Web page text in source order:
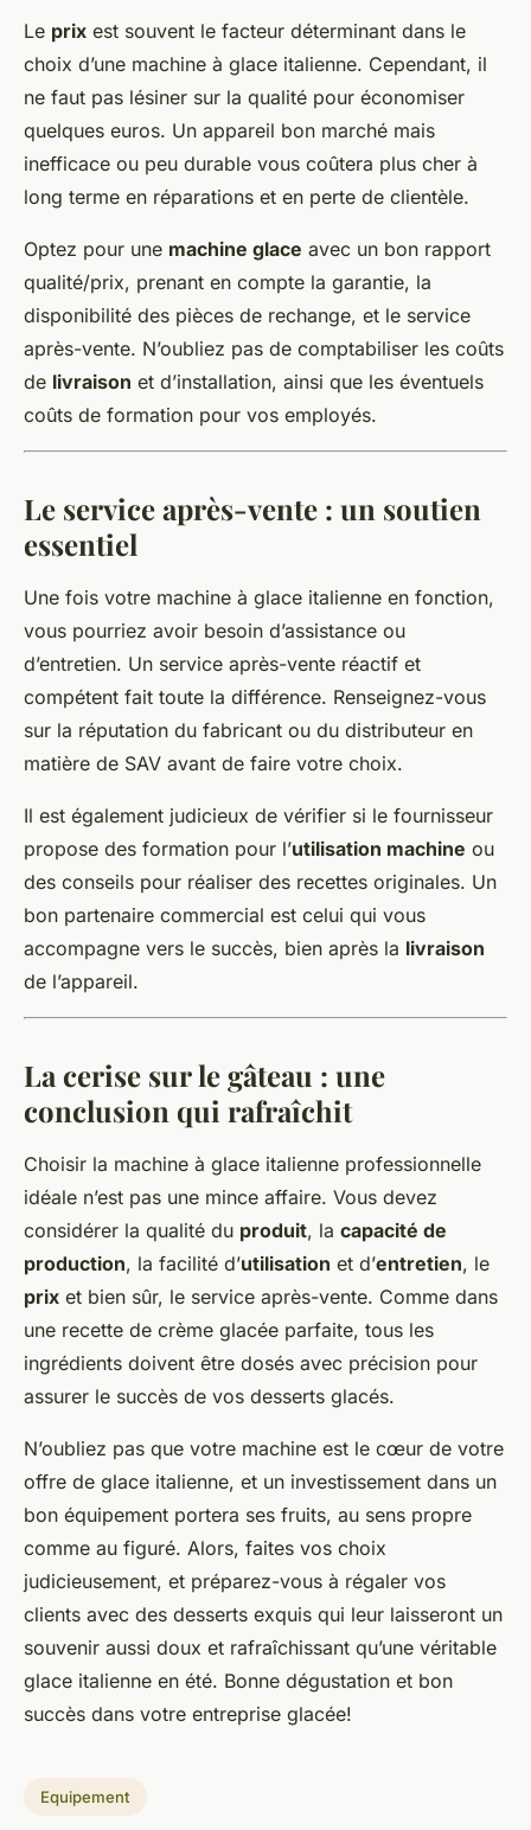
Le prix est souvent le facteur déterminant dans le
choix d’une machine à glace italienne. Cependant, il
ne faut pas lésiner sur la qualité pour économiser
quelques euros. Un appareil bon marché mais
inefficace ou peu durable vous coûtera plus cher à
long terme en réparations et en perte de clientèle.
Optez pour une machine glace avec un bon rapport
qualité/prix, prenant en compte la garantie, la
disponibilité des pièces de rechange, et le service
après-vente. N’oubliez pas de comptabiliser les coûts
de livraison et d’installation, ainsi que les éventuels
coûts de formation pour vos employés.
Le service après-vente : un soutien
essentiel
Une fois votre machine à glace italienne en fonction,
vous pourriez avoir besoin d’assistance ou
d’entretien. Un service après-vente réactif et
compétent fait toute la différence. Renseignez-vous
sur la réputation du fabricant ou du distributeur en
matière de SAV avant de faire votre choix.
Il est également judicieux de vérifier si le fournisseur
propose des formation pour l’utilisation machine ou
des conseils pour réaliser des recettes originales. Un
bon partenaire commercial est celui qui vous
accompagne vers le succès, bien après la livraison
de l’appareil.
La cerise sur le gâteau : une
conclusion qui rafraîchit
Choisir la machine à glace italienne professionnelle
idéale n’est pas une mince affaire. Vous devez
considérer la qualité du produit, la capacité de
production, la facilité d’utilisation et d’entretien, le
prix et bien sûr, le service après-vente. Comme dans
une recette de crème glacée parfaite, tous les
ingrédients doivent être dosés avec précision pour
assurer le succès de vos desserts glacés.
N’oubliez pas que votre machine est le cœur de votre
offre de glace italienne, et un investissement dans un
bon équipement portera ses fruits, au sens propre
comme au figuré. Alors, faites vos choix
judicieusement, et préparez-vous à régaler vos
clients avec des desserts exquis qui leur laisseront un
souvenir aussi doux et rafraîchissant qu’une véritable
glace italienne en été. Bonne dégustation et bon
succès dans votre entreprise glacée!
Equipement